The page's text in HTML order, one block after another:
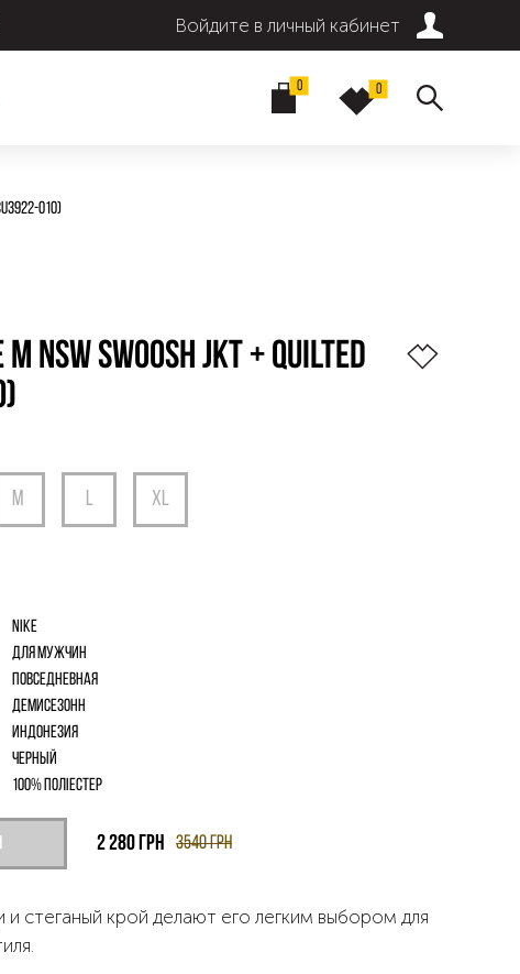
Войдите в личный кабинет
0 0
010)
NSW SWOOSH JKT + QUILTED
Nike
для мужчин
Повседневная
Демисезонн
Индонезия
Черный
100% поліестер
3540грн
2 280 грн
и стеганый крой делают его легким выбором для